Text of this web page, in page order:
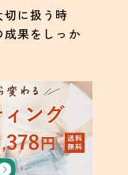
に扱う時
果をしっか